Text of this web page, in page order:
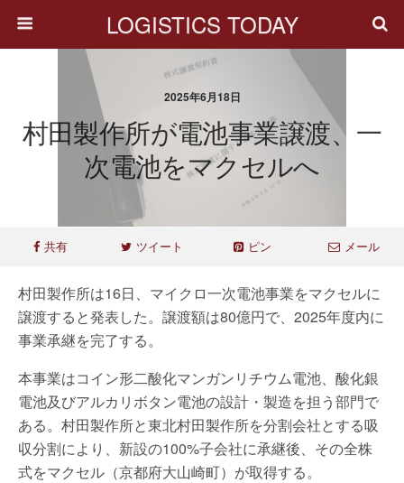
LOGISTICS TODAY
2025年6月18日
村田製作所が電池事業譲渡、一
次電池をマクセルへ
共有 ツイート ピン メール
村田製作所は16日、マイクロ一次電池事業をマクセルに
譲渡すると発表した。譲渡額は80億円で、2025年度内に
事業承継を完了する。
本事業はコイン形二酸化マンガンリチウム電池、酸化銀
電池及びアルカリボタン電池の設計・製造を担う部門で
ある。村田製作所と東北村田製作所を分割会社とする吸
収分割により、新設の100%子会社に承継後、その全株
式をマクセル（京都府大山崎町）が取得する。